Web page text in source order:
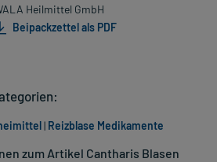
Heilmittel GmbH
Beipackzettel als PDF
zum Artikel Cantharis Blasen
| Reizblase Medikamente